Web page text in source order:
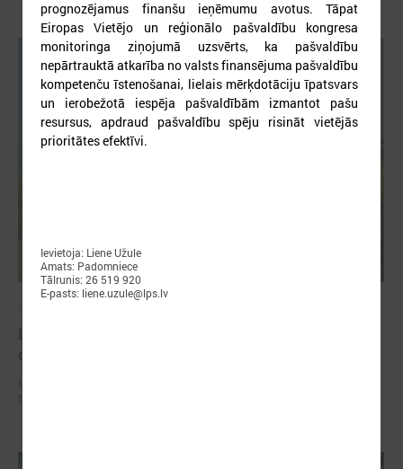
prognozējamus finanšu ieņēmumu avotus. Tāpat
Eiropas Vietējo un reģionālo pašvaldību kongresa
monitoringa ziņojumā uzsvērts, ka pašvaldību
nepārtrauktā atkarība no valsts finansējuma pašvaldību
kompetenču īstenošanai, lielais mērķdotāciju īpatsvars
un ierobežotā iespēja pašvaldībām izmantot pašu
resursus, apdraud pašvaldību spēju risināt vietējās
prioritātes efektīvi.
Ievietoja: Liene Užule
Amats: Padomniece
Tālrunis: 26 519 920
E-pasts: liene.uzule@lps.lv